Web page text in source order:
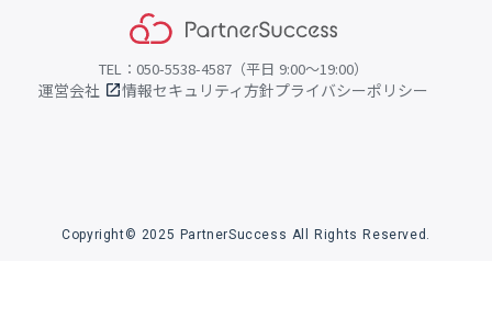
TEL：050-5538-4587（平日 9:00〜19:00）
運営会社 open_in_new情報セキュリティ方針プライバシーポリシー
Copyright© 2025 PartnerSuccess All Rights Reserved.